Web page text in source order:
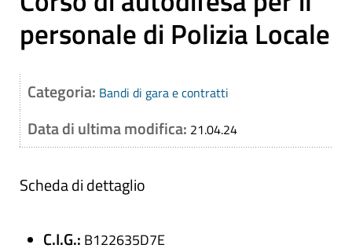
personale di Polizia Locale
Categoria: Bandi di gara e contratti
Data di ultima modifica: 21.04.24
Scheda di dettaglio
C.I.G.: B122635D7E